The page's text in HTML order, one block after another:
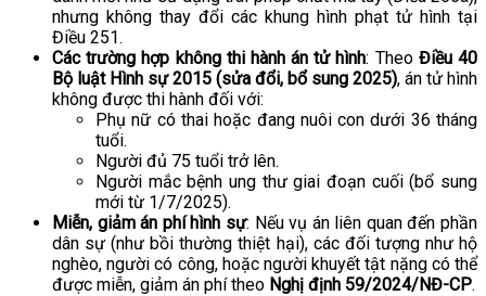
nhưng không thay đổi các khung hình phạt tử hình tại
Điều 251.
Các trường hợp không thi hành án tử hình: Theo Điều 40
Bộ luật Hình sự 2015 (sửa đổi, bổ sung 2025), án tử hình
không được thi hành đối với:
Phụ nữ có thai hoặc đang nuôi con dưới 36 tháng
tuổi.
Người đủ 75 tuổi trở lên.
Người mắc bệnh ung thư giai đoạn cuối (bổ sung
mới từ 1/7/2025).
Miễn, giảm án phí hình sự: Nếu vụ án liên quan đến phần
dân sự (như bồi thường thiệt hại), các đối tượng như hộ
nghèo, người có công, hoặc người khuyết tật nặng có thể
được miễn, giảm án phí theo Nghị định 59/2024/NĐ-CP.